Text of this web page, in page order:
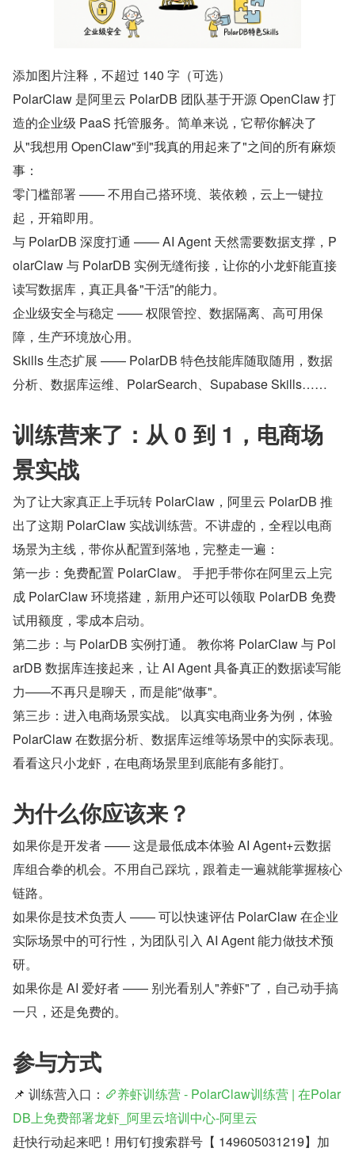
添加图片注释，不超过 140 字（可选）
PolarClaw 是阿里云 PolarDB 团队基于开源 OpenClaw 打
造的企业级 PaaS 托管服务。简单来说，它帮你解决了
从"我想用 OpenClaw"到"我真的用起来了"之间的所有麻烦
事：
零门槛部署 —— 不用自己搭环境、装依赖，云上一键拉
起，开箱即用。
与 PolarDB 深度打通 —— AI Agent 天然需要数据支撑，P
olarClaw 与 PolarDB 实例无缝衔接，让你的小龙虾能直接
读写数据库，真正具备"干活"的能力。
企业级安全与稳定 —— 权限管控、数据隔离、高可用保
障，生产环境放心用。
Skills 生态扩展 —— PolarDB 特色技能库随取随用，数据
分析、数据库运维、PolarSearch、Supabase Skills……
训练营来了：从 0 到 1，电商场
景实战
为了让大家真正上手玩转 PolarClaw，阿里云 PolarDB 推
出了这期 PolarClaw 实战训练营。不讲虚的，全程以电商
场景为主线，带你从配置到落地，完整走一遍：
第一步：免费配置 PolarClaw。 手把手带你在阿里云上完
成 PolarClaw 环境搭建，新用户还可以领取 PolarDB 免费
试用额度，零成本启动。
第二步：与 PolarDB 实例打通。 教你将 PolarClaw 与 Pol
arDB 数据库连接起来，让 AI Agent 具备真正的数据读写能
力——不再只是聊天，而是能"做事"。
第三步：进入电商场景实战。 以真实电商业务为例，体验
PolarClaw 在数据分析、数据库运维等场景中的实际表现。
看看这只小龙虾，在电商场景里到底能有多能打。
为什么你应该来？
如果你是开发者 —— 这是最低成本体验 AI Agent+云数据
库组合拳的机会。不用自己踩坑，跟着走一遍就能掌握核心
链路。
如果你是技术负责人 —— 可以快速评估 PolarClaw 在企业
实际场景中的可行性，为团队引入 AI Agent 能力做技术预
研。
如果你是 AI 爱好者 —— 别光看别人"养虾"了，自己动手搞
一只，还是免费的。
参与方式
📌 训练营入口：
养虾训练营 - PolarClaw训练营 | 在Polar
DB上免费部署龙虾_阿里云培训中心-阿里云
赶快行动起来吧！用钉钉搜索群号【 149605031219】加